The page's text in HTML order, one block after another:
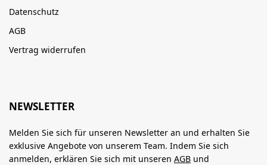
Datenschutz
AGB
Vertrag widerrufen
NEWSLETTER
Melden Sie sich für unseren Newsletter an und erhalten Sie
exklusive Angebote von unserem Team. Indem Sie sich
anmelden, erklären Sie sich mit unseren AGB und